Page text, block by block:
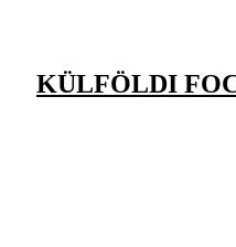
KÜLFÖLDI